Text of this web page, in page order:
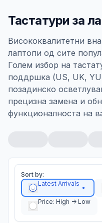
Тастатури за
Висококвалитетни
лаптопи од сите
Голем избор на
поддршка (US, UK,
позадинско
прецизна замена и
функционалноста на
Sort by:
Latest Arrivals
Price: High -> Low